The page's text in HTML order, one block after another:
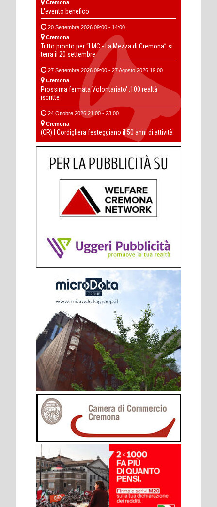
Cremona
L'evento benefico
20 Settembre 2026 09:00 - 14:00
Cremona
Tutto pronto per “LMC - La Mezza di Cremona” si
terra il 20 settembre
27 Settembre 2026 09:00 - 27 Agosto 2026 19:00
Cremona
Prossima fermata Volontariato' :100 realtà
iscritte
24 Ottobre 2026 21:00 - 23:00
Cremona
(CR) I Cordigliera festeggiano il 50 anni di attività